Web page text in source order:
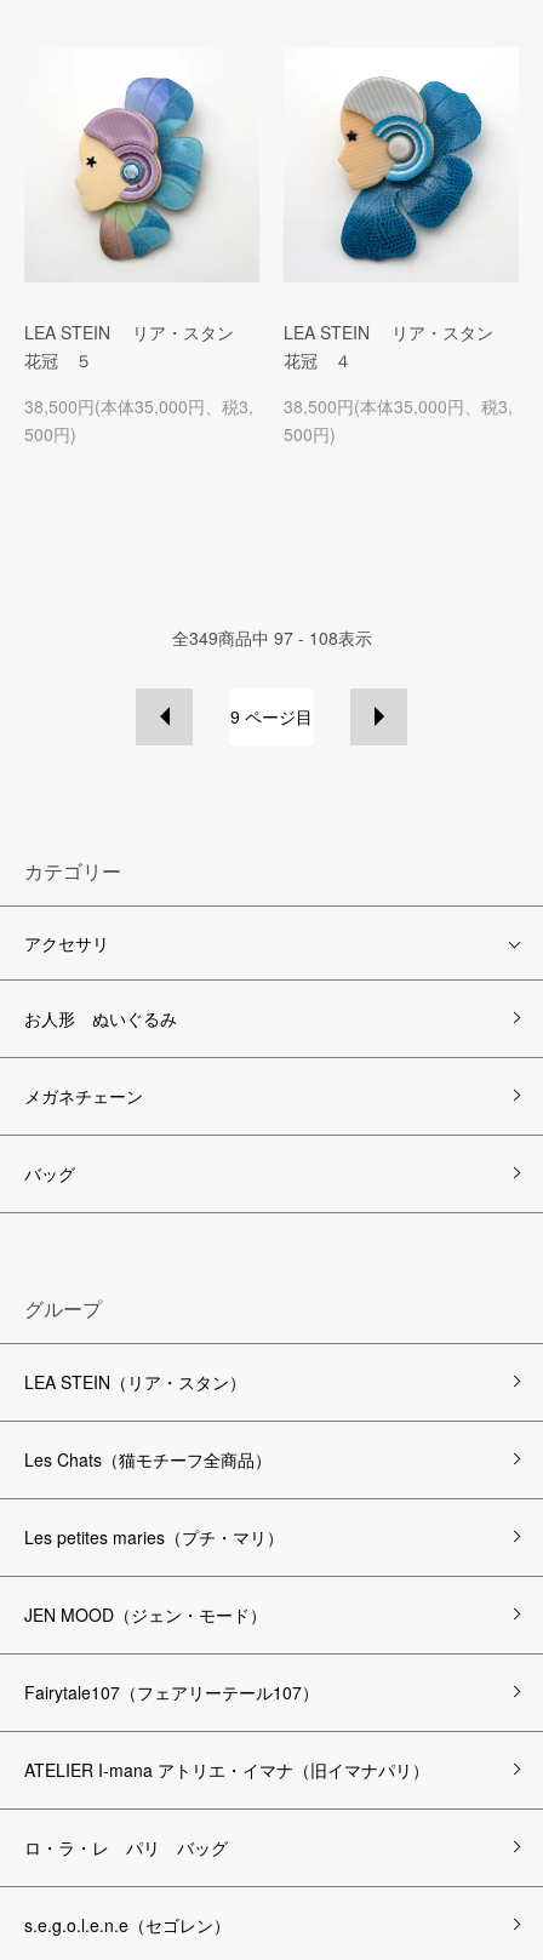
LEA STEIN リア・スタン
花冠 ５
38,500円(本体35,000円、税3,
500円)
LEA STEIN リア・スタン
花冠 ４
38,500円(本体35,000円、税3,
500円)
全349商品中 97 - 108表示
9 ページ目
カテゴリー
アクセサリ
お人形 ぬいぐるみ
メガネチェーン
バッグ
グループ
LEA STEIN（リア・スタン）
Les Chats（猫モチーフ全商品）
Les petites maries（プチ・マリ）
JEN MOOD（ジェン・モード）
Fairytale107（フェアリーテール107）
ATELIER I-mana アトリエ・イマナ（旧イマナパリ）
ロ・ラ・レ パリ バッグ
s.e.g.o.l.e.n.e（セゴレン）